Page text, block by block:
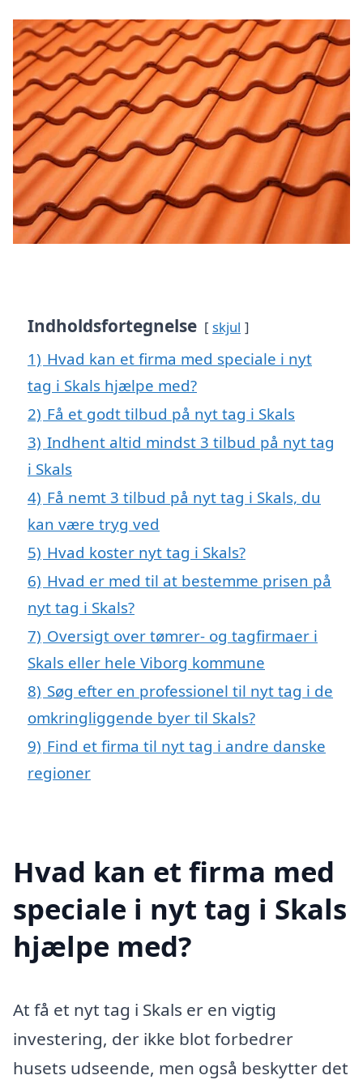
Indholdsfortegnelse skjul
1) Hvad kan et firma med speciale i nyt
tag i Skals hjælpe med?
2) Få et godt tilbud på nyt tag i Skals
3) Indhent altid mindst 3 tilbud på nyt tag
i Skals
4) Få nemt 3 tilbud på nyt tag i Skals, du
kan være tryg ved
5) Hvad koster nyt tag i Skals?
6) Hvad er med til at bestemme prisen på
nyt tag i Skals?
7) Oversigt over tømrer- og tagfirmaer i
Skals eller hele Viborg kommune
8) Søg efter en professionel til nyt tag i de
omkringliggende byer til Skals?
9) Find et firma til nyt tag i andre danske
regioner
Hvad kan et firma med
speciale i nyt tag i Skals
hjælpe med?
At få et nyt tag i Skals er en vigtig
investering, der ikke blot forbedrer
husets udseende, men også beskytter det